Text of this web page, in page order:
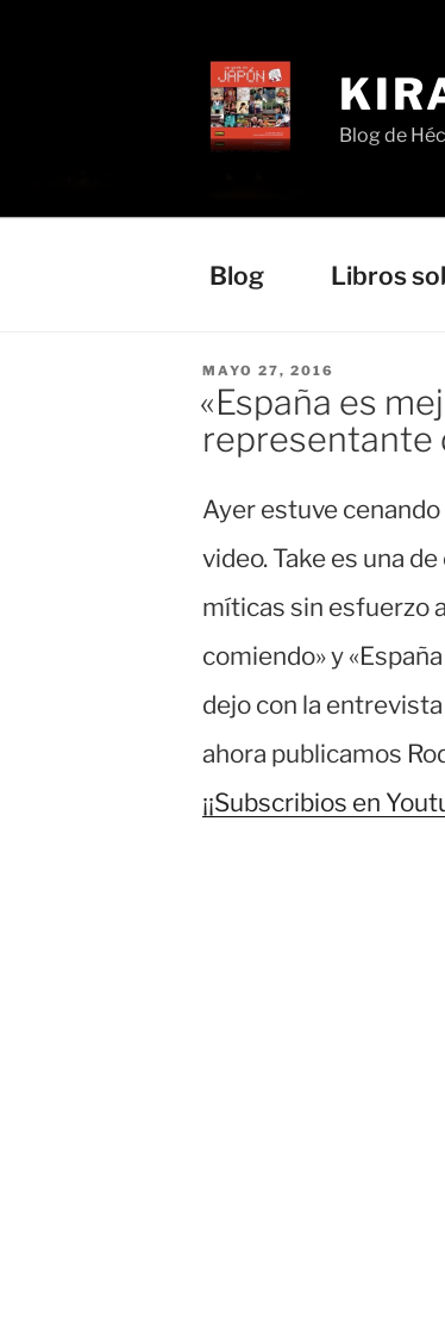
Blog de
Blog Libros
PUBLICADO
EL
MAYO 27, 2016
«España es
representante
Ayer estuve
video. Take es una
míticas sin esfuerzo
comiendo» y
dejo con la
ahora publicamos
¡¡Subscribios en